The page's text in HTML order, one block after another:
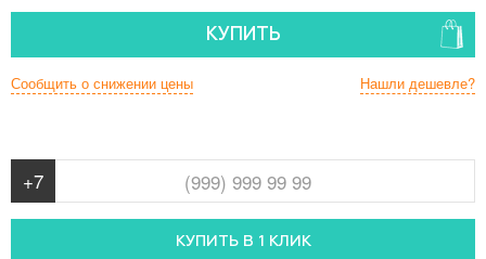
КУПИТЬ
Нашли дешевле?
Сообщить о снижении цены